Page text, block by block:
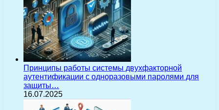
Принципы работы системы двухфакторной
аутентификации с одноразовыми паролями для
защиты…
16.07.2025